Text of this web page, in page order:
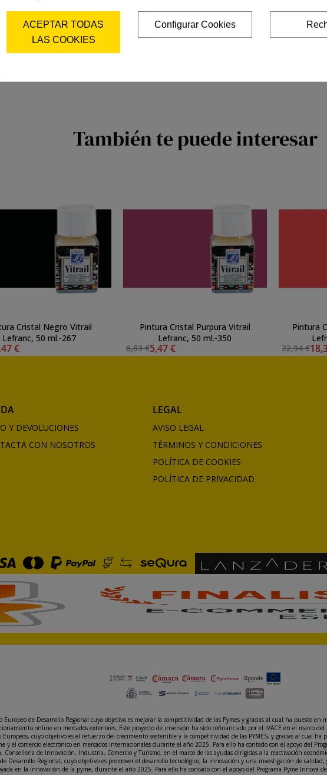
También te puede interesar
Cristal Negro Vitrail
Lefranc, 50 ml.-267
€
Pintura Cristal Purpura Vitrail
Lefranc, 50 ml.-350
6,83 €5,47 €
Pintura
22,94 €
Y DEVOLUCIONES
CON NOSOTROS
LEGAL
AVISO LEGAL
TÉRMINOS Y CONDICIONES
POLÍTICA DE COOKIES
POLÍTICA DE PRIVACIDAD
Europeo de Desarrollo Regional cuyo objetivo es mejorar la competitividad de las Pymes y gracias al cual ha puesto
online en mercados exteriores. Este proyecto de inversión ha sido cofinanciado por el IVACE en el marco del
Europeos, cuyo objetivo es el refuerzo del crecimiento sostenible y la competitividad de las PYMES, y gracias al cual
el comercio electrónico en mercados internacionales durante el año 2025. Para ello ha contado con el apoyo del
de Innovación, Industria, Comercio y Turismo, en el marco de las ayudas dirigidas a la reactivación
Desarrollo Regional, cuyo objetivo es promover el desarrollo tecnológico, la innovación y una investigación de
en la innovación de la pyme, durante el año 2025. Para ello ha contado con el apoyo del Programa Pyme Innova
ACEPTAR TODAS
LAS COOKIES
Configurar Cookies